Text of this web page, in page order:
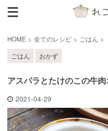
HOME > 全てのレシピ > ごはん >
ごはん
おかず
アスパラとたけのこの牛
2021-04-29